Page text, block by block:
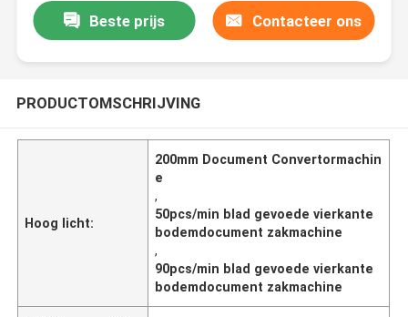
Beste prijs Contacteer ons
PRODUCTOMSCHRIJVING
Hoog licht:
200mm Document Convertormachin
e
,
50pcs/min blad gevoede vierkante
bodemdocument zakmachine
,
90pcs/min blad gevoede vierkante
bodemdocument zakmachine